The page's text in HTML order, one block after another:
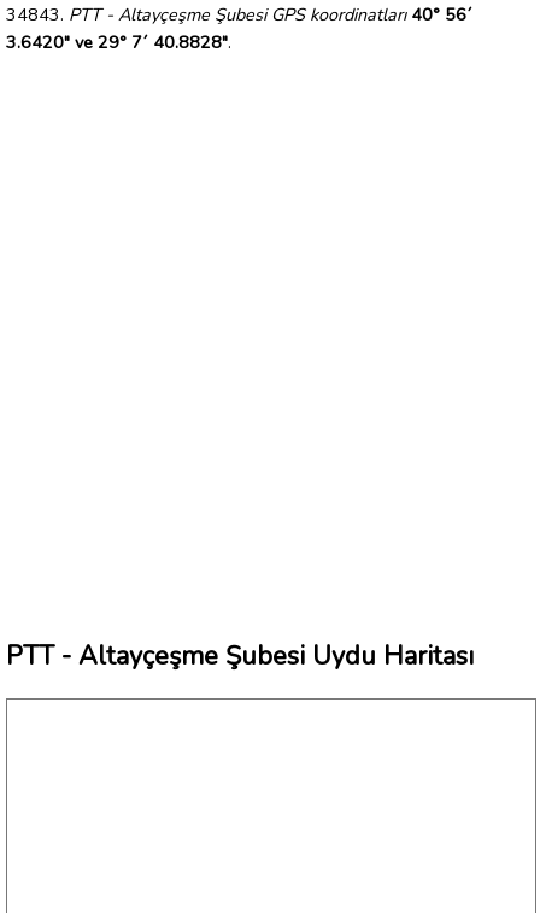
34843. PTT - Altayçeşme Şubesi GPS koordinatları 40° 56´
3.6420" ve 29° 7´ 40.8828".
PTT - Altayçeşme Şubesi Uydu Haritası